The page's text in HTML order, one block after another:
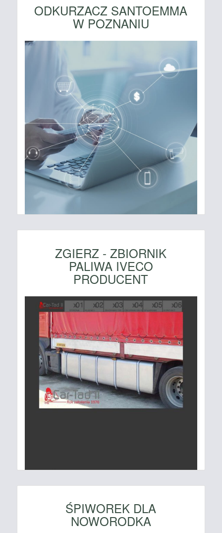
ODKURZACZ SANTOEMMA
W POZNANIU
ZGIERZ - ZBIORNIK
PALIWA IVECO
PRODUCENT
ŚPIWOREK DLA
NOWORODKA